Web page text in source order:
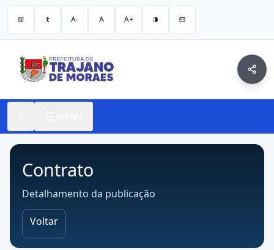
A- A A+
Contrato
Detalhamento da publicação
Voltar